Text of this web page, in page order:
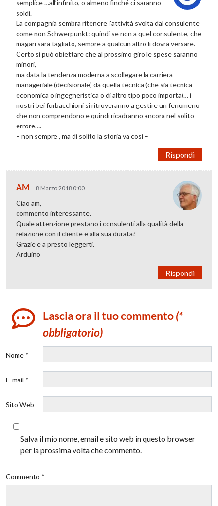
semplice …all’infinito, o almeno finché ci saranno
soldi.
La compagnia sembra ritenere l’attività svolta dal consulente
come non Schwerpunkt: quindi se non a quel consulente, che
magari sarà tagliato, sempre a qualcun altro lì dovrà versare.
Certo si può obiettare che al prossimo giro le spese saranno
minori,
ma data la tendenza moderna a scollegare la carriera
manageriale (decisionale) da quella tecnica (che sia tecnica
economica o ingegneristica o di altro tipo poco importa)… i
nostri bei furbacchioni si ritroveranno a gestire un fenomeno
che non comprendono e quindi ricadranno ancora nel solito
errore….
– non sempre , ma di solito la storia va così –
Rispondi
AM 8 Marzo 2018 0:00
Ciao am,
commento interessante.
Quale attenzione prestano i consulenti alla qualità della
relazione con il cliente e alla sua durata?
Grazie e a presto leggerti.
Arduino
Rispondi
Lascia ora il tuo commento(*
obbligatorio)
Nome *
E-mail *
Sito Web
Salva il mio nome, email e sito web in questo browser
per la prossima volta che commento.
Commento *